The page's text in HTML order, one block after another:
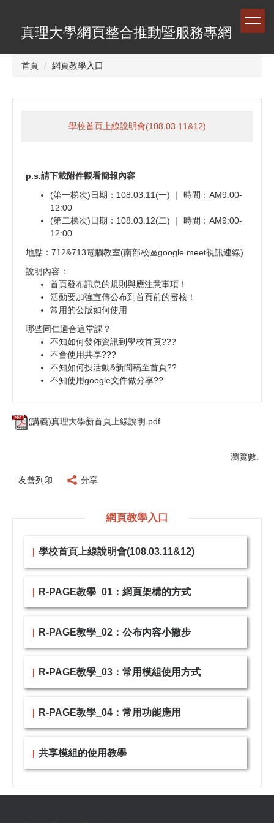
真理大學網頁整合推動暨服務專網
首頁 網頁教學入口
學校首頁上線說明會(108.03.11&12)
p.s.請下載附件觀看簡報內容
(第一梯次)日期：108.03.11(一) ｜ 時間：AM9:00-
12:00
(第二梯次)日期：108.03.12(二) ｜ 時間：AM9:00-
12:00
地點：712&713電腦教室(南部校區google meet視訊連線)
說明內容：
首頁發布訊息的規則與應注意事項！
活動要加強宣傳公布到首頁前的審核！
常用的公版如何使用
哪些同仁適合這堂課？
不知如何發佈資訊到學校首頁???
不會使用共享???
不知如何投活動&新聞稿至首頁??
不知使用google文件做分享??
(講義)真理大學新首頁上線說明.pdf
瀏覽數:
友善列印 分享
網頁教學入口
學校首頁上線說明會(108.03.11&12)
R-PAGE教學_01：網頁架構的方式
R-PAGE教學_02：公布內容小撇步
R-PAGE教學_03：常用模組使用方式
R-PAGE教學_04：常用功能應用
共享模組的使用教學